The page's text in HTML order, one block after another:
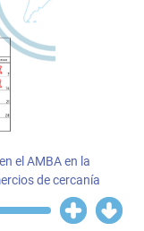
el AMBA en la
de cercanía